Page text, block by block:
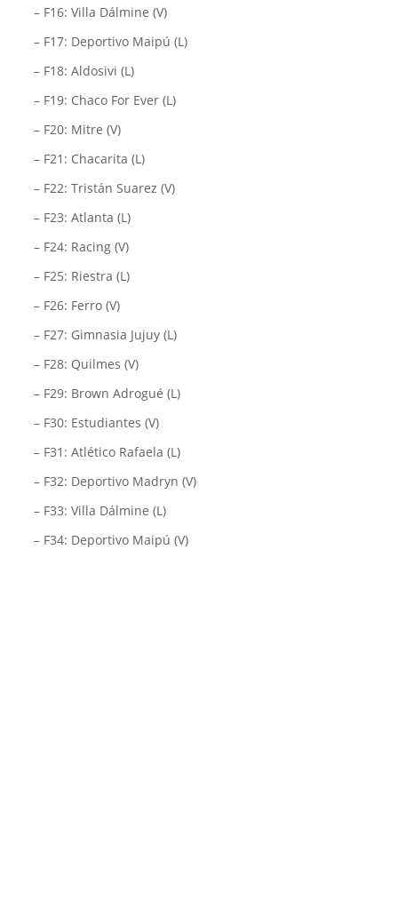
– F16: Villa Dálmine (V)
– F17: Deportivo Maipú (L)
– F18: Aldosivi (L)
– F19: Chaco For Ever (L)
– F20: Mitre (V)
– F21: Chacarita (L)
– F22: Tristán Suarez (V)
– F23: Atlanta (L)
– F24: Racing (V)
– F25: Riestra (L)
– F26: Ferro (V)
– F27: Gimnasia Jujuy (L)
– F28: Quilmes (V)
– F29: Brown Adrogué (L)
– F30: Estudiantes (V)
– F31: Atlético Rafaela (L)
– F32: Deportivo Madryn (V)
– F33: Villa Dálmine (L)
– F34: Deportivo Maipú (V)